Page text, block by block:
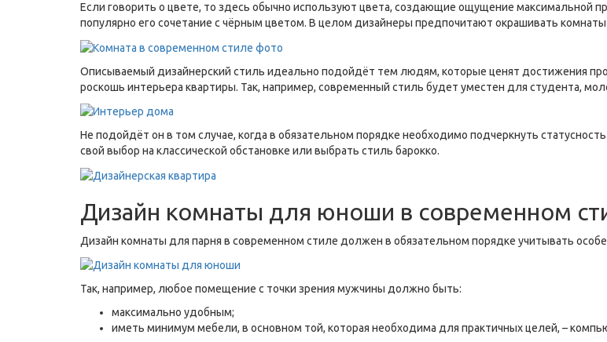
Если говорить о цвете, то здесь обычно используют цвета, создающие ощущение максимальной
популярно его сочетание с чёрным цветом. В целом дизайнеры предпочитают окрашивать
Описываемый дизайнерский стиль идеально подойдёт тем людям, которые ценят достижения
роскошь интерьера квартиры. Так, например, современный стиль будет уместен для студента,
Не подойдёт он в том случае, когда в обязательном порядке необходимо подчеркнуть
свой выбор на классической обстановке или выбрать стиль барокко.
Дизайн комнаты для юноши в современном
Дизайн комнаты для парня в современном стиле должен в обязательном порядке учитывать
Так, например, любое помещение с точки зрения мужчины должно быть:
максимально удобным;
иметь минимум мебели, в основном той, которая необходима для практичных целей, –